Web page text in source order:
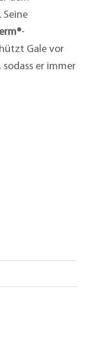
Seine
-
Gale vor
er immer